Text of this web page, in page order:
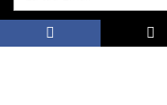
ARABIA SAUDITA